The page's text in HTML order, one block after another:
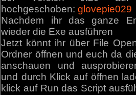
hochgeschoben:glovepie029
Nachdem ihr das ganze
wieder die Exe ausführen
Jetzt könnt ihr über File
Ordner öffnen und euch da
anschauen und
und durch Klick auf öffnen
klick auf Run das Script